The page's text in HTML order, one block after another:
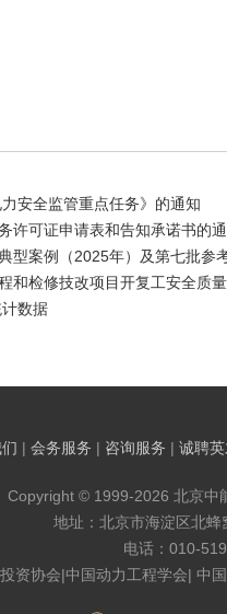
安全监管重点任务》的通知
许可证申请表和告知承诺书的
型案例（2025年）及第七批参
和检修技改项目开复工安全质
数据
| 会务服务 | 咨询服务 | 诚聘
Copyright © 1999-2026 北京中
地址：北京市海淀区北
电话：010-
资协会|中国动力工程学会| 中